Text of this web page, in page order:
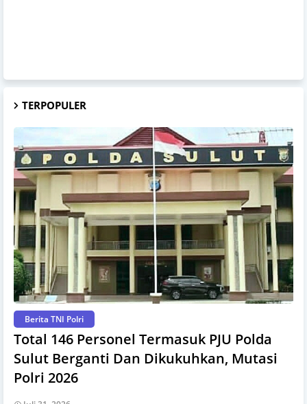
TERPOPULER
Berita TNI Polri
Total 146 Personel Termasuk PJU Polda
Sulut Berganti Dan Dikukuhkan, Mutasi
Polri 2026